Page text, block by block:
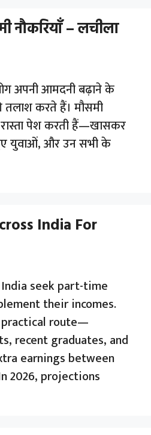
नौकरियाँ – लचीला
अपनी आमदनी बढ़ाने के
तलाश करते हैं। मौसमी
रास्ता पेश करती हैं—खासकर
हुए युवाओं, और उन सभी के
India For
seek part-time
their incomes.
practical route—
recent graduates, and
earnings between
2026, projections